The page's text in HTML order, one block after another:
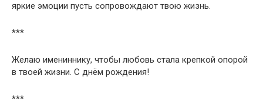
яркие эмоции пусть сопровождают твою жизнь.
***
Желаю имениннику, чтобы любовь стала крепкой опорой
в твоей жизни. С днём рождения!
***